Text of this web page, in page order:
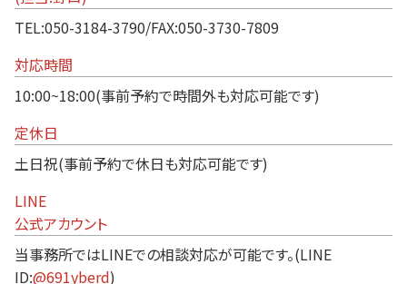
TEL:050-3184-3790/FAX:050-3730-7809
対応時間
10:00~18:00(事前予約で時間外も対応可能です)
定休日
土日祝(事前予約で休日も対応可能です)
LINE
公式アカウント
当事務所ではLINEでの相談対応が可能です。(LINE
ID:@691yberd)